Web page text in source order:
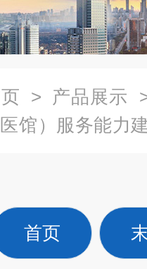
> 产品展示
馆）服务能力
首页